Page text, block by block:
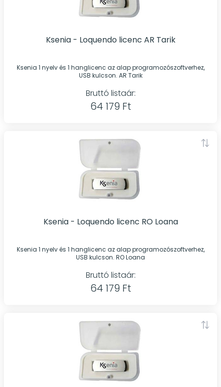
Ksenia - Loquendo licenc AR Tarik
Ksenia 1 nyelv és 1 hanglicenc az alap programozószoftverhez,
USB kulcson. AR Tarik
Bruttó listaár:
64 179 Ft
Ksenia - Loquendo licenc RO Loana
Ksenia 1 nyelv és 1 hanglicenc az alap programozószoftverhez,
USB kulcson. RO Loana
Bruttó listaár:
64 179 Ft